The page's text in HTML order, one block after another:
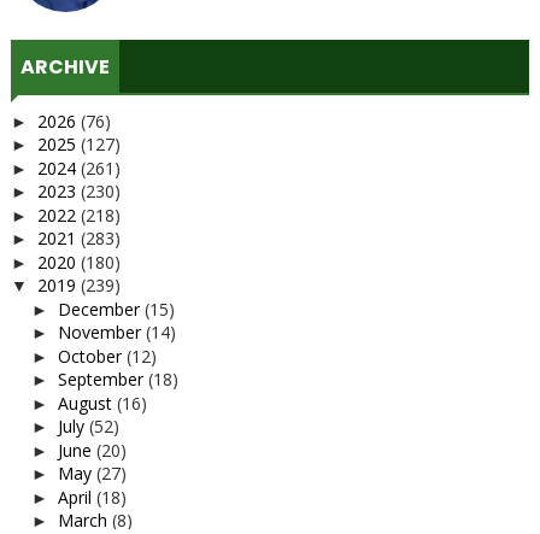
ARCHIVE
► 2026 (76)
► 2025 (127)
► 2024 (261)
► 2023 (230)
► 2022 (218)
► 2021 (283)
► 2020 (180)
▼ 2019 (239)
► December(15)
► November(14)
► October(12)
► September(18)
► August (16)
► July (52)
► June (20)
► May (27)
► April (18)
► March (8)